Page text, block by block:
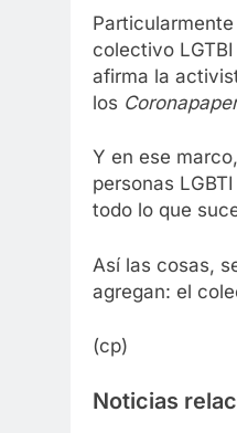
colectivo
afirma la
los
Y en ese
personas
todo lo que
Así las cosas,
agregan: el
(cp)
Noticias